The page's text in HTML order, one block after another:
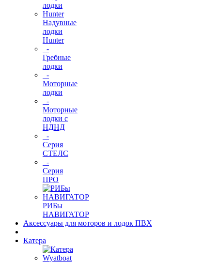
Надувные
лодки
Hunter
-
Гребные
лодки
-
Моторные
лодки
-
Моторные
лодки с
НДНД
-
Серия
СТЕЛС
-
Серия
ПРО
РИБы
НАВИГАТОР
Аксессуары для моторов и лодок ПВХ
Катера